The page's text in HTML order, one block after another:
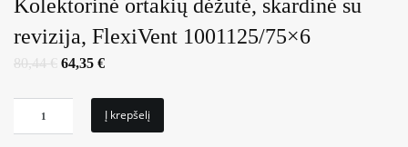
Kolektorinė ortakių dėžutė, skardinė su
revizija, FlexiVent 1001125/75×6
80,44€ Original
64,35 €Current
kiekis:
Į krepšelį